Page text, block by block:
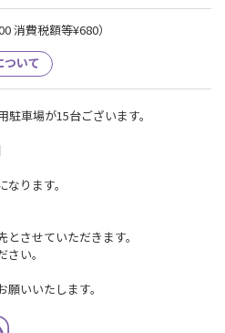
消費税額等¥680）
ついて
車場が15台ございます。
ります。
させていただきます。
い。
いいたします。